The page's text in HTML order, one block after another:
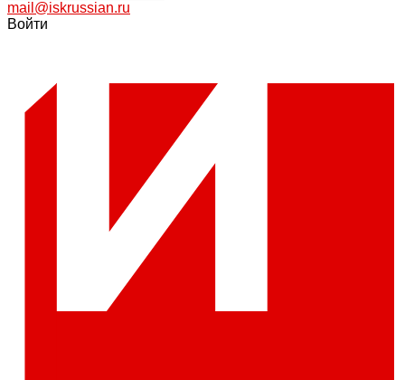
mail@iskrussian.ru
Войти